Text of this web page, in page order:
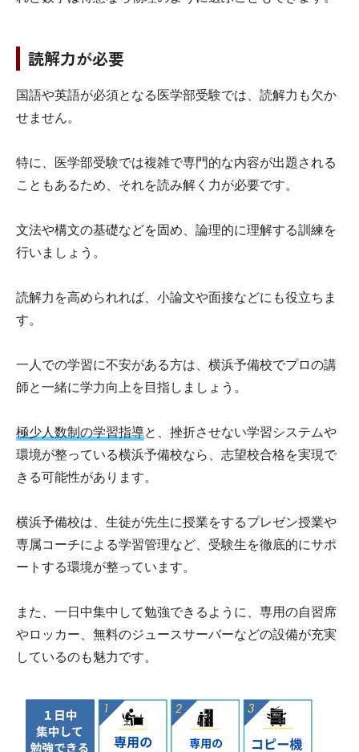
読解力が必要
国語や英語が必須となる医学部受験では、読解力も欠か
せません。
特に、医学部受験では複雑で専門的な内容が出題される
こともあるため、それを読み解く力が必要です。
文法や構文の基礎などを固め、論理的に理解する訓練を
行いましょう。
読解力を高められれば、小論文や面接などにも役立ちま
す。
一人での学習に不安がある方は、横浜予備校でプロの講
師と一緒に学力向上を目指しましょう。
極少人数制の学習指導と、挫折させない学習システムや
環境が整っている横浜予備校なら、志望校合格を実現で
きる可能性があります。
横浜予備校は、生徒が先生に授業をするプレゼン授業や
専属コーチによる学習管理など、受験生を徹底的にサポ
ートする環境が整っています。
また、一日中集中して勉強できるように、専用の自習席
やロッカー、無料のジュースサーバーなどの設備が充実
しているのも魅力です。